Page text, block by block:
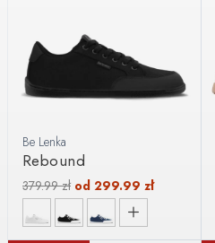
Be Lenka
Rebound
379.99zł od 299.99 zł